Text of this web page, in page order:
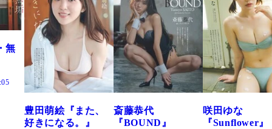
『また、
る。』
斎藤恭代
『BOUND』
咲田ゆな
『Sunflower』
藤水咲
だまり』